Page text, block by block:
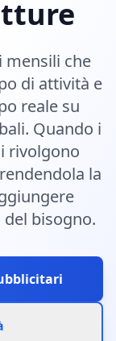
mensili che
di attività e
reale su
Quando i
rivolgono
la
bisogno.